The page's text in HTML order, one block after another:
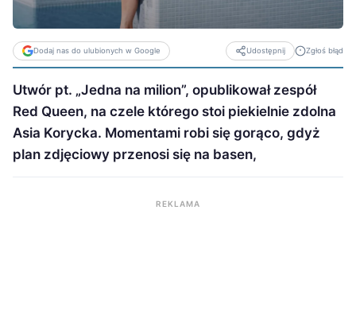
Dodaj nas do ulubionych w Google Udostępnij Zgłoś błąd
Utwór pt. „Jedna na milion”, opublikował zespół
Red Queen, na czele którego stoi piekielnie zdolna
Asia Korycka. Momentami robi się gorąco, gdyż
plan zdjęciowy przenosi się na basen,
REKLAMA